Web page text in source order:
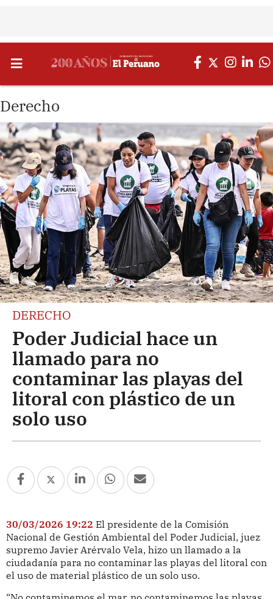
Derecho
DERECHO
Poder Judicial hace un
llamado para no
contaminar las playas del
litoral con plástico de un
solo uso
30/03/2026 19:22 El presidente de la Comisión
Nacional de Gestión Ambiental del Poder Judicial, juez
supremo Javier Arérvalo Vela, hizo un llamado a la
ciudadanía para no contaminar las playas del litoral con
el uso de material plástico de un solo uso.